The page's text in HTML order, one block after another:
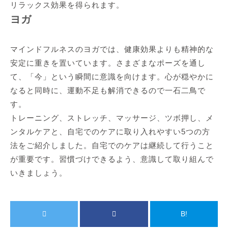
リラックス効果を得られます。
ヨガ
マインドフルネスのヨガでは、健康効果よりも精神的な
安定に重きを置いています。さまざまなポーズを通し
て、「今」という瞬間に意識を向けます。心が穏やかに
なると同時に、運動不足も解消できるので一石二鳥で
す。
トレーニング、ストレッチ、マッサージ、ツボ押し、メ
ンタルケアと、自宅でのケアに取り入れやすい5つの方
法をご紹介しました。自宅でのケアは継続して行うこと
が重要です。習慣づけできるよう、意識して取り組んで
いきましょう。
B!